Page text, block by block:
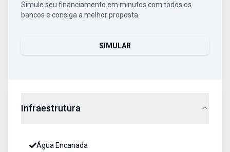
Simule seu financiamento em minutos com todos os
bancos e consiga a melhor proposta.
SIMULAR
Infraestrutura
Água Encanada